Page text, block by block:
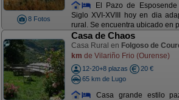
8 Fotos
El Pazo de
Siglo XVI-XVIII hoy en dia
rural. Se encuentra ubicado en
Casa de Chaos
Casa Rural en Folgoso de
km de Vilariño Frio (Ourense)
12-20+8 plazas
20 €
65 km de Lugo
Casa grande estilo